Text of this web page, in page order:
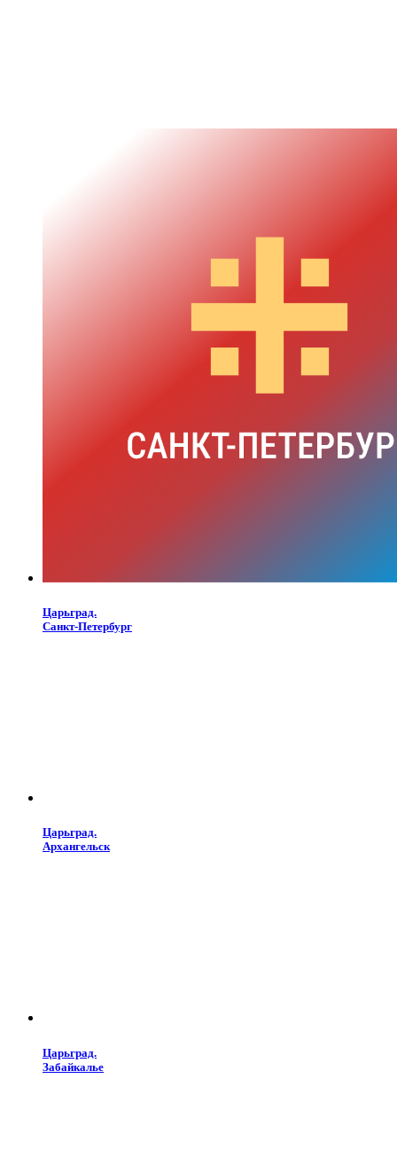
Царьград.
Санкт-Петербург
Царьград.
Архангельск
Царьград.
Забайкалье